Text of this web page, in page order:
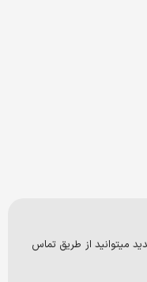
از طریق تماس